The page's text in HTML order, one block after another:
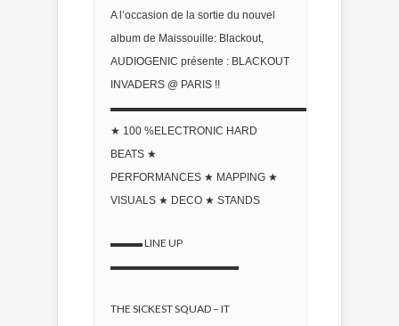
A l’occasion de la sortie du nouvel
album de Maissouille: Blackout,
AUDIOGENIC présente : BLACKOUT
INVADERS @ PARIS !!
▬▬▬▬▬▬▬▬▬▬▬▬▬▬▬▬▬▬▬▬
★ 100 %ELECTRONIC HARD
BEATS ★
PERFORMANCES ★ MAPPING ★
VISUALS ★ DECO ★ STANDS
▬▬▬ LINE UP
▬▬▬▬▬▬▬▬▬▬▬▬
THE SICKEST SQUAD – IT